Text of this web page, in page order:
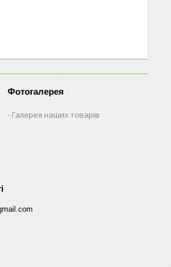
Фотогалерея
Галерея наших товарів